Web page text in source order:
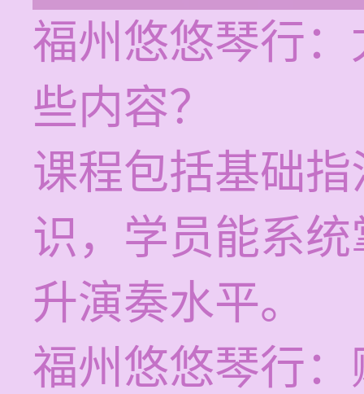
福州悠悠琴行
些内容？
课程包括基础
识，学员能系
升演奏水平。
福州悠悠琴行